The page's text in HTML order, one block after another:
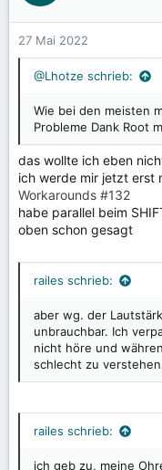
o
n
27 Mai 2022
@Lhotze schrieb:
Wie bei den meisten
Probleme Dank Root
das wollte ich eben
ich werde mir jetzt erst
Workarounds #132
habe parallel beim
oben schon gesagt
railes schrieb:
aber wg. der
unbrauchbar. Ich
nicht höre und
schlecht zu
railes schrieb:
ich geb zu, meine